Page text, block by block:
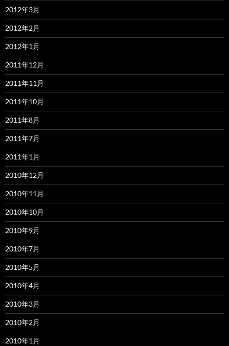
2012年3月
2012年2月
2012年1月
2011年12月
2011年11月
2011年10月
2011年8月
2011年7月
2011年1月
2010年12月
2010年11月
2010年10月
2010年9月
2010年7月
2010年5月
2010年4月
2010年3月
2010年2月
2010年1月